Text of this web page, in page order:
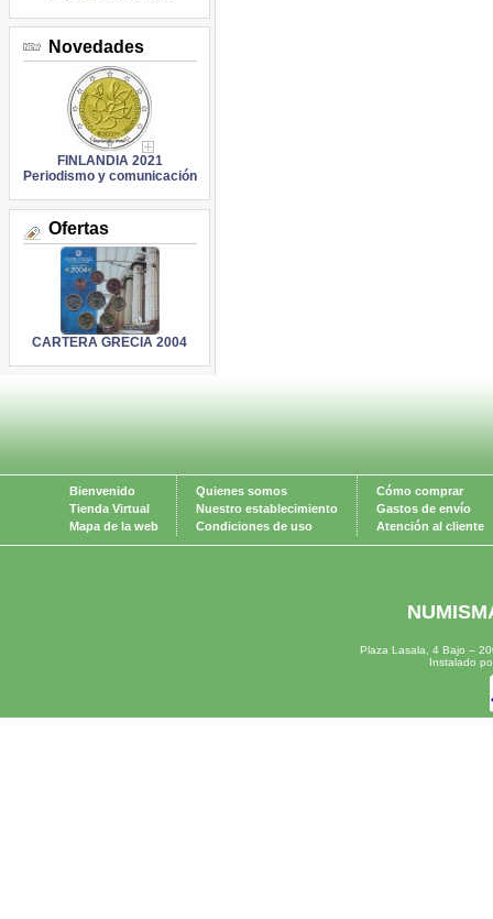
Novedades
FINLANDIA 2021
Periodismo y comunicación
Ofertas
CARTERA GRECIA 2004
Bienvenido
Tienda Virtual
Mapa de la web
Quienes somos
Nuestro establecimiento
Condiciones de uso
Cómo comprar
Gastos de envío
Atención al cliente
Plaza Lasala, 4 Bajo –
Instalado